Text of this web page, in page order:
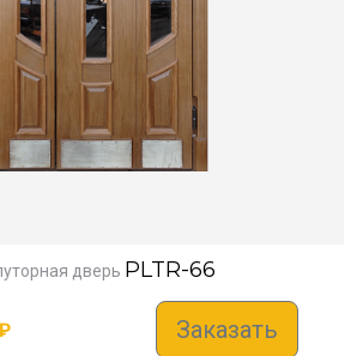
дверь PLTR-66
Заказать